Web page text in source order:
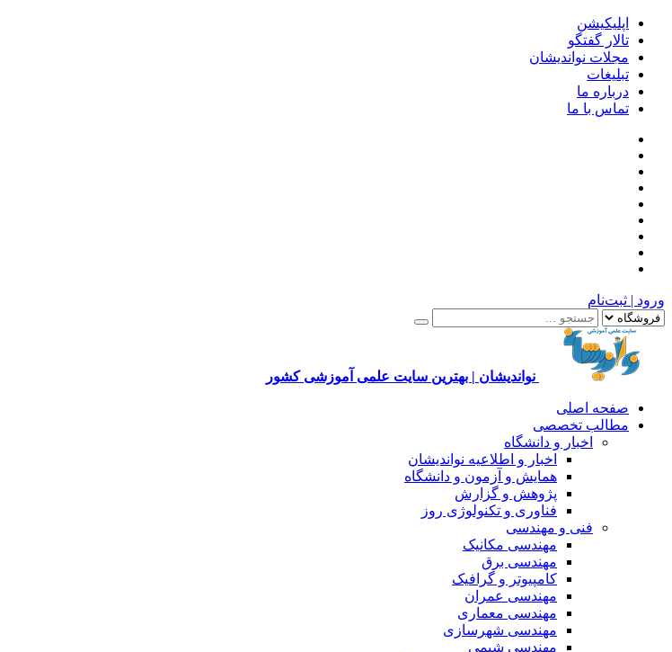
اپلیکیشن
تالار گفتگو
مجلات نواندیشان
تبلیغات
درباره ما
تماس با ما
ورود | ثبت‌نام
نواندیشان | بهترین سایت علمی آموزشی کشور
صفحه اصلی
مطالب تخصصی
اخبار و دانشگاه
اخبار و اطلاعیه نواندیشان
همایش و آزمون و دانشگاه
پژوهش و گزارش
فناوری و تکنولوژی روز
فنی و مهندسی
مهندسی مکانیک
مهندسی برق
کامپیوتر و گرافیک
مهندسی عمران
مهندسی معماری
مهندسی شهرسازی
مهندسی شیمی